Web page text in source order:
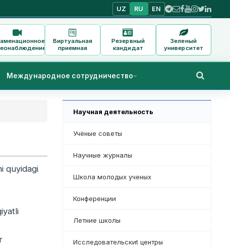
UZ RU EN
Виртуальная
приемная
Резервный
кандидат
Зеленый
университет
Международное сотрудничество
quyidagi
Научная деятельность
Учёные советы
Научные журналы
Школа молодых ученых
Конференции
Летние школы
Исследовательскиt центры